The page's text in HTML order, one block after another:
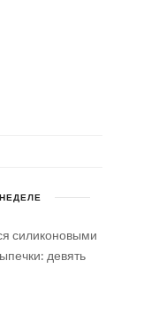
силиконовыми
девять